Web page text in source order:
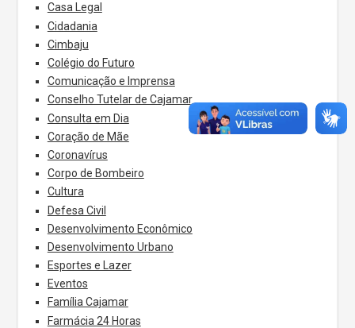
Casa Legal
Cidadania
Cimbaju
Colégio do Futuro
Comunicação e Imprensa
Conselho Tutelar de Cajamar
Consulta em Dia
Coração de Mãe
Coronavírus
Corpo de Bombeiro
Cultura
Defesa Civil
Desenvolvimento Econômico
Desenvolvimento Urbano
Esportes e Lazer
Eventos
Família Cajamar
Farmácia 24 Horas